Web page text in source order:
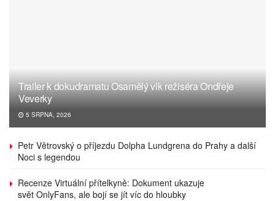
Trailer k dokudramatu Osamělý vlk režiséra Ondřeje
Veverky
5 SRPNA, 2026
Petr Větrovský o příjezdu Dolpha Lundgrena do Prahy a další
Noci s legendou
Recenze Virtuální přítelkyně: Dokument ukazuje
svět OnlyFans, ale bojí se jít víc do hloubky